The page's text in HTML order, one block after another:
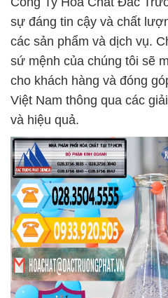
sự đáng tin cậy và chất
các sản phẩm và dịch vụ.
sứ mệnh của chúng tôi sẽ
cho khách hàng và đóng
Việt Nam thông qua các
và hiệu quả.